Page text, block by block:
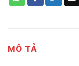
MÔ TẢ